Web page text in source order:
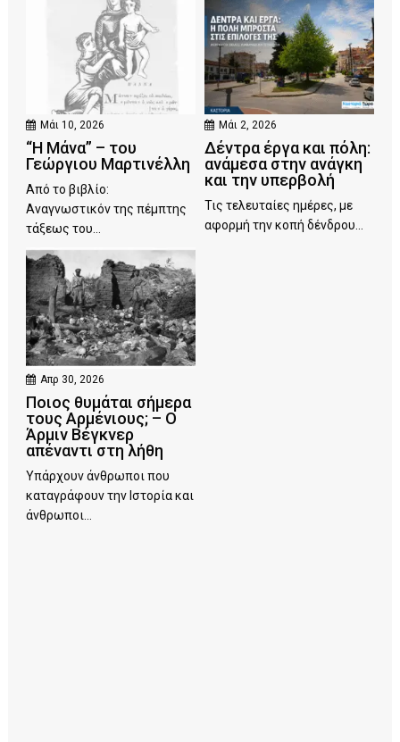
Μάι 10, 2026
“Η Μάνα” – του
Γεώργιου Μαρτινέλλη
Από το βιβλίο:
Αναγνωστικόν της πέμπτης
τάξεως του...
Μάι 2, 2026
Δέντρα έργα και πόλη:
ανάμεσα στην ανάγκη
και την υπερβολή
Τις τελευταίες ημέρες, με
αφορμή την κοπή δένδρου...
Απρ 30, 2026
Ποιος θυμάται σήμερα
τους Αρμένιους; – Ο
Άρμιν Βέγκνερ
απέναντι στη λήθη
Υπάρχουν άνθρωποι που
καταγράφουν την Ιστορία και
άνθρωποι...